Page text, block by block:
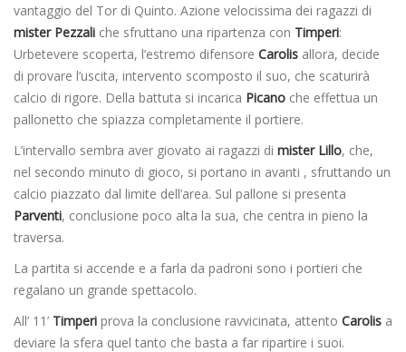
vantaggio del Tor di Quinto. Azione velocissima dei ragazzi di
mister Pezzali che sfruttano una ripartenza con Timperi:
Urbetevere scoperta, l’estremo difensore Carolis allora, decide
di provare l’uscita, intervento scomposto il suo, che scaturirà
calcio di rigore. Della battuta si incarica Picano che effettua un
pallonetto che spiazza completamente il portiere.
L’intervallo sembra aver giovato ai ragazzi di mister Lillo, che,
nel secondo minuto di gioco, si portano in avanti , sfruttando un
calcio piazzato dal limite dell’area. Sul pallone si presenta
Parventi, conclusione poco alta la sua, che centra in pieno la
traversa.
La partita si accende e a farla da padroni sono i portieri che
regalano un grande spettacolo.
All’ 11’ Timperi prova la conclusione ravvicinata, attento Carolis a
deviare la sfera quel tanto che basta a far ripartire i suoi.